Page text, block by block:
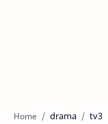
Home drama tv3